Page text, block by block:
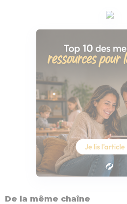
De la même chaîne